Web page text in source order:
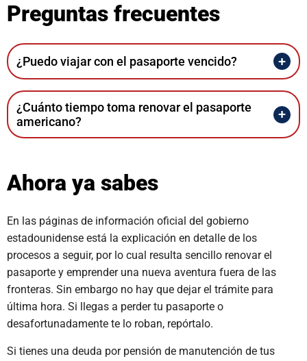
Preguntas frecuentes
¿Puedo viajar con el pasaporte vencido?
¿Cuánto tiempo toma renovar el pasaporte
americano?
Ahora ya sabes
En las páginas de información oficial del gobierno
estadounidense está la explicación en detalle de los
procesos a seguir, por lo cual resulta sencillo renovar el
pasaporte y emprender una nueva aventura fuera de las
fronteras. Sin embargo no hay que dejar el trámite para
última hora. Si llegas a perder tu pasaporte o
desafortunadamente te lo roban, repórtalo.
Si tienes una deuda por pensión de manutención de tus